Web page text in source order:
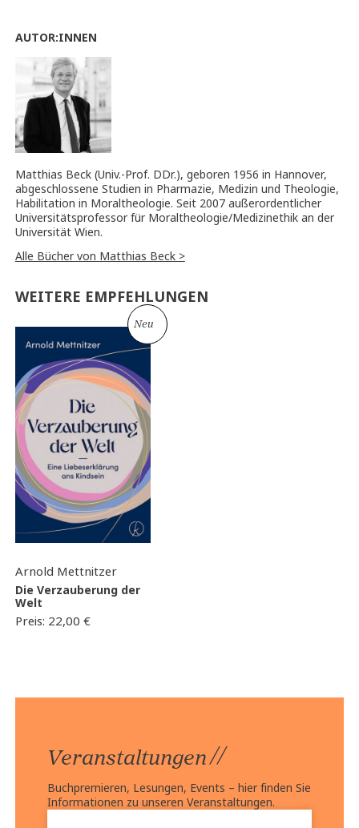
AUTOR:INNEN
Matthias Beck (Univ.-Prof. DDr.), geboren 1956 in Hannover,
abgeschlossene Studien in Pharmazie, Medizin und Theologie,
Habilitation in Moraltheologie. Seit 2007 außerordentlicher
Universitätsprofessor für Moraltheologie/Medizinethik an der
Universität Wien.
Alle Bücher von Matthias Beck >
WEITERE EMPFEHLUNGEN
Neu
Arnold Mettnitzer
Die Verzauberung der
Welt
Preis: 22,00 €
Veranstaltungen //
Buchpremieren, Lesungen, Events – hier finden Sie
Informationen zu unseren Veranstaltungen.